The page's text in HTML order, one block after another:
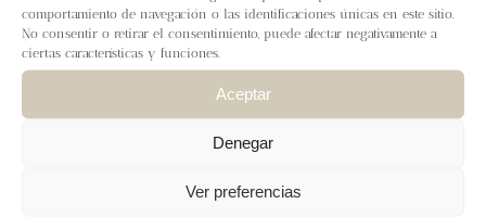
comportamiento de navegación o las identificaciones únicas en este sitio.
No consentir o retirar el consentimiento, puede afectar negativamente a
ciertas características y funciones.
Aceptar
Denegar
Ver preferencias
Leonese “La Huertona livestock farm,
processed by Wooldreamers. MC:
Colourway Nuez moscada, 2 (2) 3 (3) 3 (3)
3 (3) 3 (4) 4 skeins or approximately 743
(760) 870 (930) 987 (1037) 1087 (1137)
1180 (1223) 1325 metres / 812 (831) 951
(1017) 1079 (1134) 1188 (1243) 1291 (1338)
yards of fingering weight yarn. BC:
Colourway Crudo, (1) 1 (1) 1 (2) 2 (2) 2 (3) 3